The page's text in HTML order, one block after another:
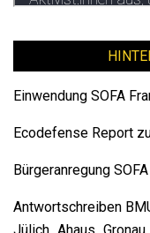
Einwendung SOFA
Ecodefense Report
Bürgeranregung
Antwortschreiben